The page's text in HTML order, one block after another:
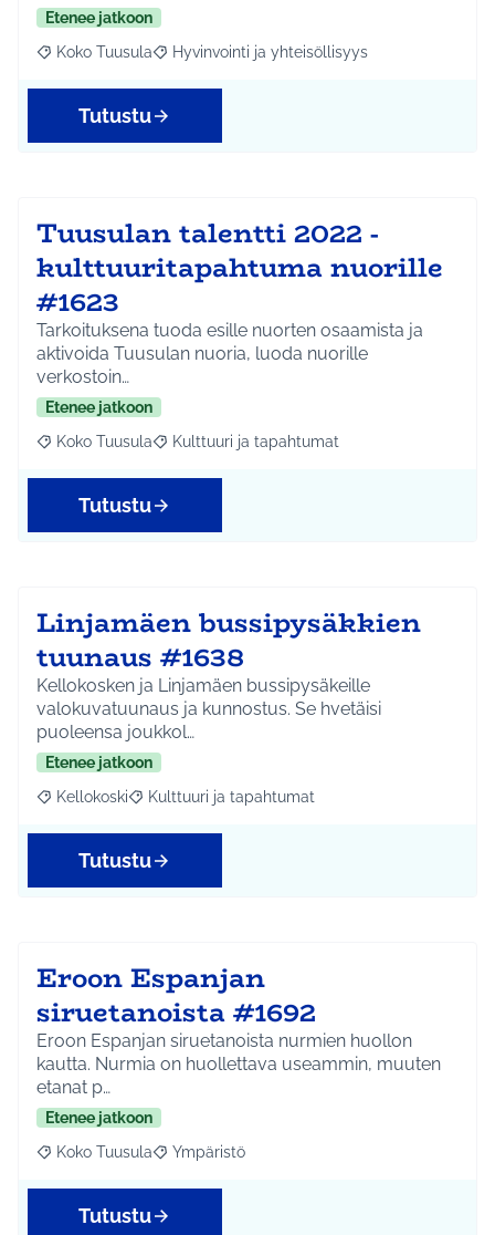
Etenee jatkoon
Rajaa tulokset aihepiirin mukaan: Koko Tuusula
Koko Tuusula Rajaa tulokset teeman mukaan: Hyvinvointi ja
Hyvinvointi ja yhteisöllisyys
Tutustu
Tuusulan talentti 2022 -
kulttuuritapahtuma nuorille
#1623
Tarkoituksena tuoda esille nuorten osaamista ja
aktivoida Tuusulan nuoria, luoda nuorille
verkostoin…
Etenee jatkoon
Rajaa tulokset aihepiirin mukaan: Koko Tuusula
Koko Tuusula Rajaa tulokset teeman mukaan: Kulttuuri ja
Kulttuuri ja tapahtumat
Tutustu
Linjamäen bussipysäkkien
tuunaus #1638
Kellokosken ja Linjamäen bussipysäkeille
valokuvatuunaus ja kunnostus. Se hvetäisi
puoleensa joukkol…
Etenee jatkoon
Rajaa tulokset aihepiirin mukaan: Kellokoski
Kellokoski Rajaa tulokset teeman mukaan: Kulttuuri ja
Kulttuuri ja tapahtumat
Tutustu
Eroon Espanjan
siruetanoista #1692
Eroon Espanjan siruetanoista nurmien huollon
kautta. Nurmia on huollettava useammin, muuten
etanat p…
Etenee jatkoon
Rajaa tulokset aihepiirin mukaan: Koko Tuusula
Koko Tuusula Rajaa tulokset teeman mukaan: Ympäristö
Ympäristö
Tutustu